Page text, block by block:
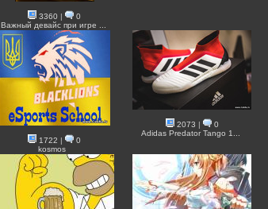
3360 |
0
Важный девайс при игре ...
1722 |
0
kosmos
2073 |
0
Adidas Predator Tango 1...